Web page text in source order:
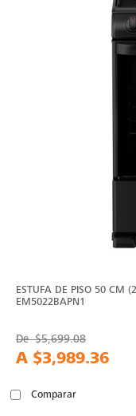
ESTUFA DE PISO 50 CM
EM5022BAPN1
De$5,699.08
A $3,989.36
Comparar